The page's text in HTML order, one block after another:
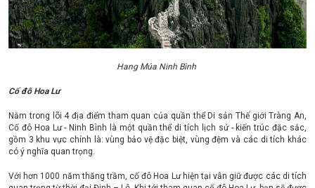
Hang Múa Ninh Bình
Cố đô Hoa Lư
Nằm trong lõi 4 địa điểm tham quan của quần thể Di sản Thế giới Tràng An,
Cố đô Hoa Lư - Ninh Bình là một quần thể di tích lịch sử - kiến trúc đặc sắc,
gồm 3 khu vực chính là: vùng bảo vệ đặc biệt, vùng đệm và các di tích khác
có ý nghĩa quan trọng.
Với hơn 1000 năm thăng trầm, cố đô Hoa Lư hiện tại vẫn giữ được các di tích